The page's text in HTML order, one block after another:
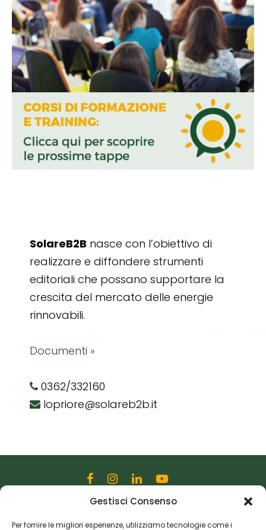
Gestisci Consenso
Per fornire le migliori esperienze, utilizziamo tecnologie come i
SolareB2B nasce con l’obiettivo di
realizzare e diffondere strumenti
editoriali che possano supportare la
crescita del mercato delle energie
rinnovabili.
Documenti »
0362/332160
lopriore@solareb2b.it
Via Martiri della Libertà, 28